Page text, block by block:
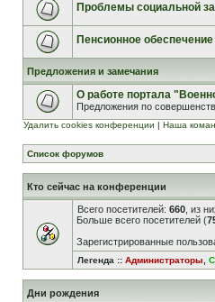
Проблемы социальной
Пенсионное обеспечение
Предложения и замечания
О работе портала
Предложения по
Удалить cookies конференции | Наша
Список форумов
Кто сейчас на конференции
Всего посетителей: 660 , из
Больше всего посетителей (
Зарегистрированные
Легенда :: Администраторы
Дни рождения